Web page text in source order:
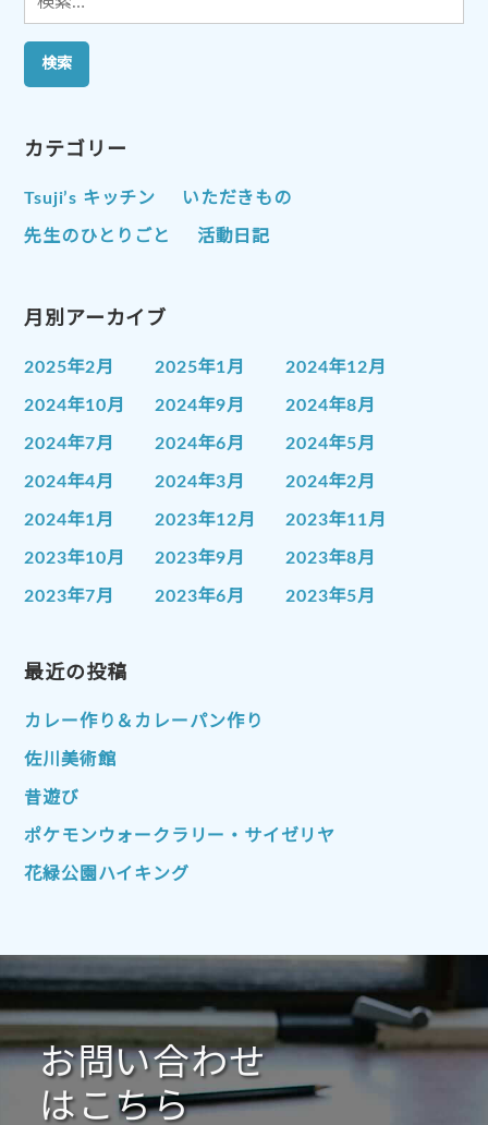
索:
カテゴリー
Tsuji’s キッチン いただきもの
先生のひとりごと 活動日記
月別アーカイブ
2025年2月 2025年1月 2024年12月
2024年10月 2024年9月 2024年8月
2024年7月 2024年6月 2024年5月
2024年4月 2024年3月 2024年2月
2024年1月 2023年12月 2023年11月
2023年10月 2023年9月 2023年8月
2023年7月 2023年6月 2023年5月
2023年1月
2022年10月 2022年9月
2022年7月
2022年4月
2022年1月 2021年12月 2021年11月
2021年10月 2021年9月
2021年1月 2020年12月 2020年11月
2020年10月 2020年9月 2020年8月
2020年7月 2020年6月 2020年5月
2020年4月 2020年3月 2020年2月
最近の投稿
カレー作り＆カレーパン作り
佐川美術館
昔遊び
ポケモンウォークラリー・サイゼリヤ
花緑公園ハイキング
お問い合わせ
はこちら